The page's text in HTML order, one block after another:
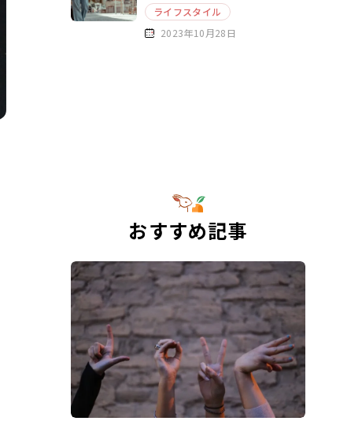
ライフスタイル
2023年10月28日
おすすめ記事